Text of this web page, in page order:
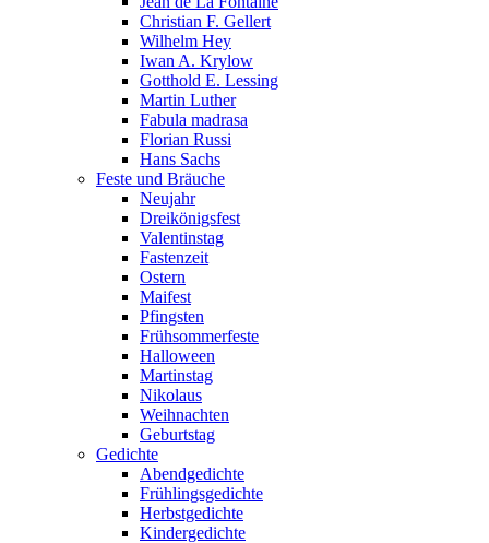
Christian F. Gellert
Wilhelm Hey
Iwan A. Krylow
Gotthold E. Lessing
Martin Luther
Fabula madrasa
Florian Russi
Hans Sachs
Feste und Bräuche
Neujahr
Dreikönigsfest
Valentinstag
Fastenzeit
Ostern
Maifest
Pfingsten
Frühsommerfeste
Halloween
Martinstag
Nikolaus
Weihnachten
Geburtstag
Gedichte
Abendgedichte
Frühlingsgedichte
Herbstgedichte
Kindergedichte